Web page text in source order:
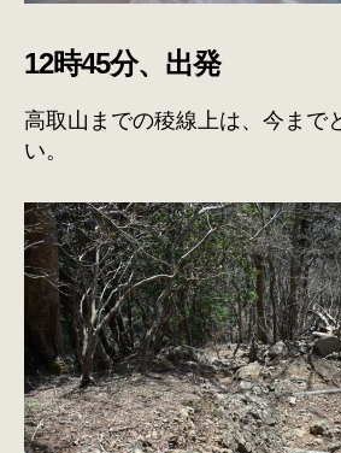
12時45分、出発
高取山までの稜線上は、今まで
い。